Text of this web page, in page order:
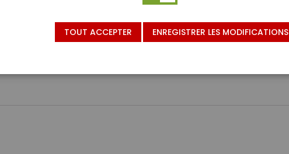
PAS AUX ENFANTS DE MOINS DE 3 ANS.
TOUT ACCEPTER ENREGISTRER LES MODIFICATIONS